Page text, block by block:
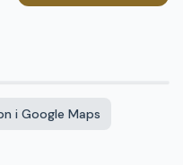
i Google Maps